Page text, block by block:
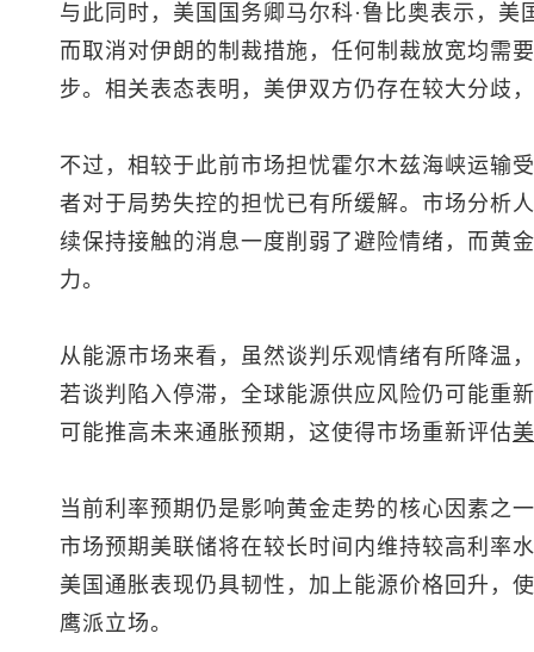
与此同时，美国国务卿马尔科·鲁比奥表示，
而取消对伊朗的制裁措施，任何制裁放宽均需
步。相关表态表明，美伊双方仍存在较大分歧
不过，相较于此前市场担忧霍尔木兹海峡运输
者对于局势失控的担忧已有所缓解。市场分析
续保持接触的消息一度削弱了避险情绪，而黄
力。
从能源市场来看，虽然谈判乐观情绪有所降温
若谈判陷入停滞，全球能源供应风险仍可能重
可能推高未来通胀预期，这使得市场重新评估
当前利率预期仍是影响黄金走势的核心因素之
市场预期美联储将在较长时间内维持较高利率
美国通胀表现仍具韧性，加上能源价格回升，
鹰派立场。